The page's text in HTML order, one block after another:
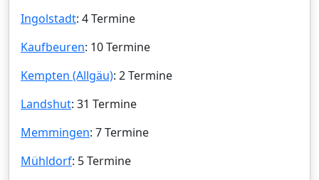
Ingolstadt: 4 Termine
Kaufbeuren: 10 Termine
Kempten (Allgäu): 2 Termine
Landshut: 31 Termine
Memmingen: 7 Termine
Mühldorf: 5 Termine